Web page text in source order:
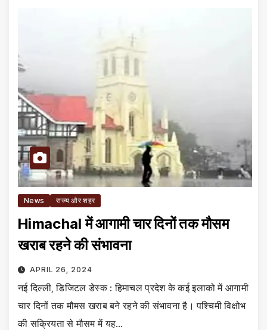
News राज्य और शहर
Himachal में आगामी चार दिनों तक मौसम
खराब रहने की संभावना
APRIL 26, 2024
नई दिल्ली, डिजिटल डेस्क : हिमाचल प्रदेश के कई इलाको में आगामी
चार दिनों तक मौमस खराब बने रहने की संभावना है। पश्चिमी विक्षोभ
की सक्रियता से मौसम में यह…